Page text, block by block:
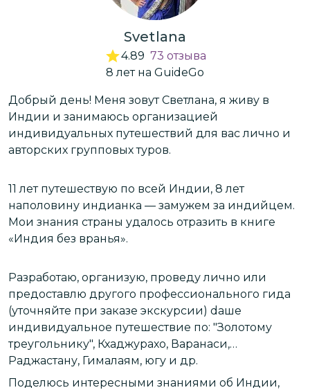
Svetlana
4.89 73 отзыва
8 летна GuideGo
Добрый день! Меня зовут Светлана, я живу в
Индии и занимаюсь организацией
индивидуальных путешествий для вас лично и
авторских групповых туров.
11 лет путешествую по всей Индии, 8 лет
наполовину индианка — замужем за индийцем.
Мои знания страны удалось отразить в книге
«Индия без вранья».
Разработаю, организую, проведу лично или
предоставлю другого профессионального гида
(уточняйте при заказе экскурсии) dаше
индивидуальное путешествие по: "Золотому
треугольнику", Кхаджурахо, Варанаси,
Раджастану, Гималаям, югу и др.
Поделюсь интересными знаниями об Индии,